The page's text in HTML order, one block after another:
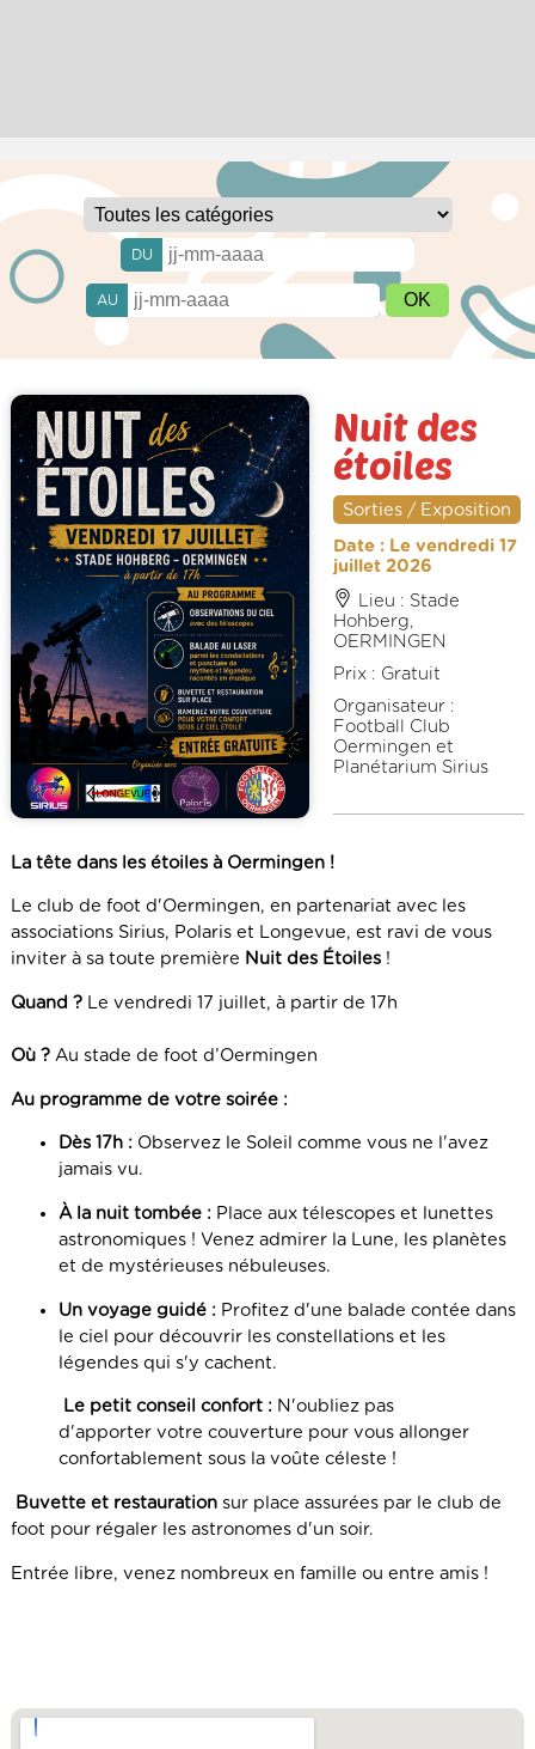
DU
AU
Nuit des
étoiles
Sorties / Exposition
Date : Le vendredi 17
juillet 2026
Lieu : Stade
Hohberg,
OERMINGEN
Prix : Gratuit
Organisateur :
Football Club
Oermingen et
Planétarium Sirius
La tête dans les étoiles à Oermingen !
Le club de foot d'Oermingen, en partenariat avec les
associations Sirius, Polaris et Longevue, est ravi de vous
inviter à sa toute première Nuit des Étoiles!
Quand ?Le vendredi 17 juillet, à partir de 17h
Où ?Au stade de foot d’Oermingen
Au programme de votre soirée :
Dès 17h :Observez le Soleil comme vous ne l'avez
jamais vu.
À la nuit tombée :Place aux télescopes et lunettes
astronomiques ! Venez admirer la Lune, les planètes
et de mystérieuses nébuleuses.
Un voyage guidé :Profitez d'une balade contée dans
le ciel pour découvrir les constellations et les
légendes qui s'y cachent.
Le petit conseil confort :N'oubliez pas
d'apporter votre couverture pour vous allonger
confortablement sous la voûte céleste !
Buvette et restaurationsur place assurées par le club de
foot pour régaler les astronomes d'un soir.
Entrée libre, venez nombreux en famille ou entre amis !